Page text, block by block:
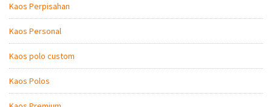
Kaos Perpisahan
Kaos Personal
Kaos polo custom
Kaos Polos